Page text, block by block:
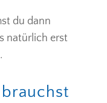
du dann
natürlich erst